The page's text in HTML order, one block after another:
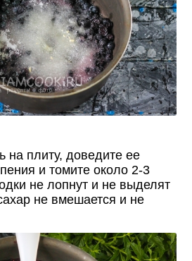
на плиту, доведите ее
и томите около 2-3
не лопнут и не выделят
не вмешается и не